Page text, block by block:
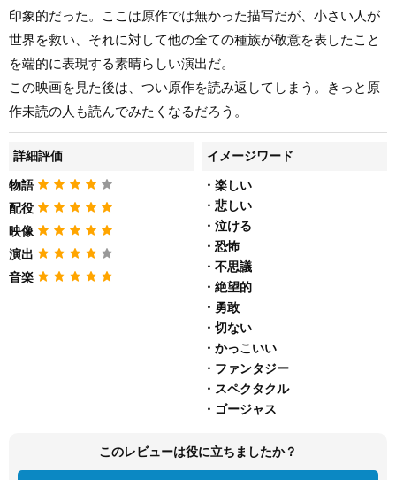
印象的だった。ここは原作では無かった描写だが、小さい人が
世界を救い、それに対して他の全ての種族が敬意を表したこと
を端的に表現する素晴らしい演出だ。
この映画を見た後は、つい原作を読み返してしまう。きっと原
作未読の人も読んでみたくなるだろう。
詳細評価
物語
配役
映像
演出
音楽
イメージワード
・楽しい
・悲しい
・泣ける
・恐怖
・不思議
・絶望的
・勇敢
・切ない
・かっこいい
・ファンタジー
・スペクタクル
・ゴージャス
このレビューは役に立ちましたか？